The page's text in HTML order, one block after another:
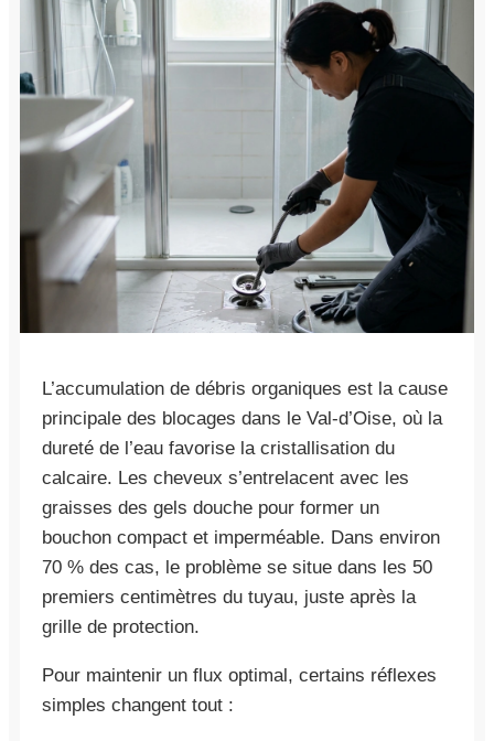
L’accumulation de débris organiques est la cause
principale des blocages dans le Val-d’Oise, où la
dureté de l’eau favorise la cristallisation du
calcaire. Les cheveux s’entrelacent avec les
graisses des gels douche pour former un
bouchon compact et imperméable. Dans environ
70 % des cas, le problème se situe dans les 50
premiers centimètres du tuyau, juste après la
grille de protection.
Pour maintenir un flux optimal, certains réflexes
simples changent tout :